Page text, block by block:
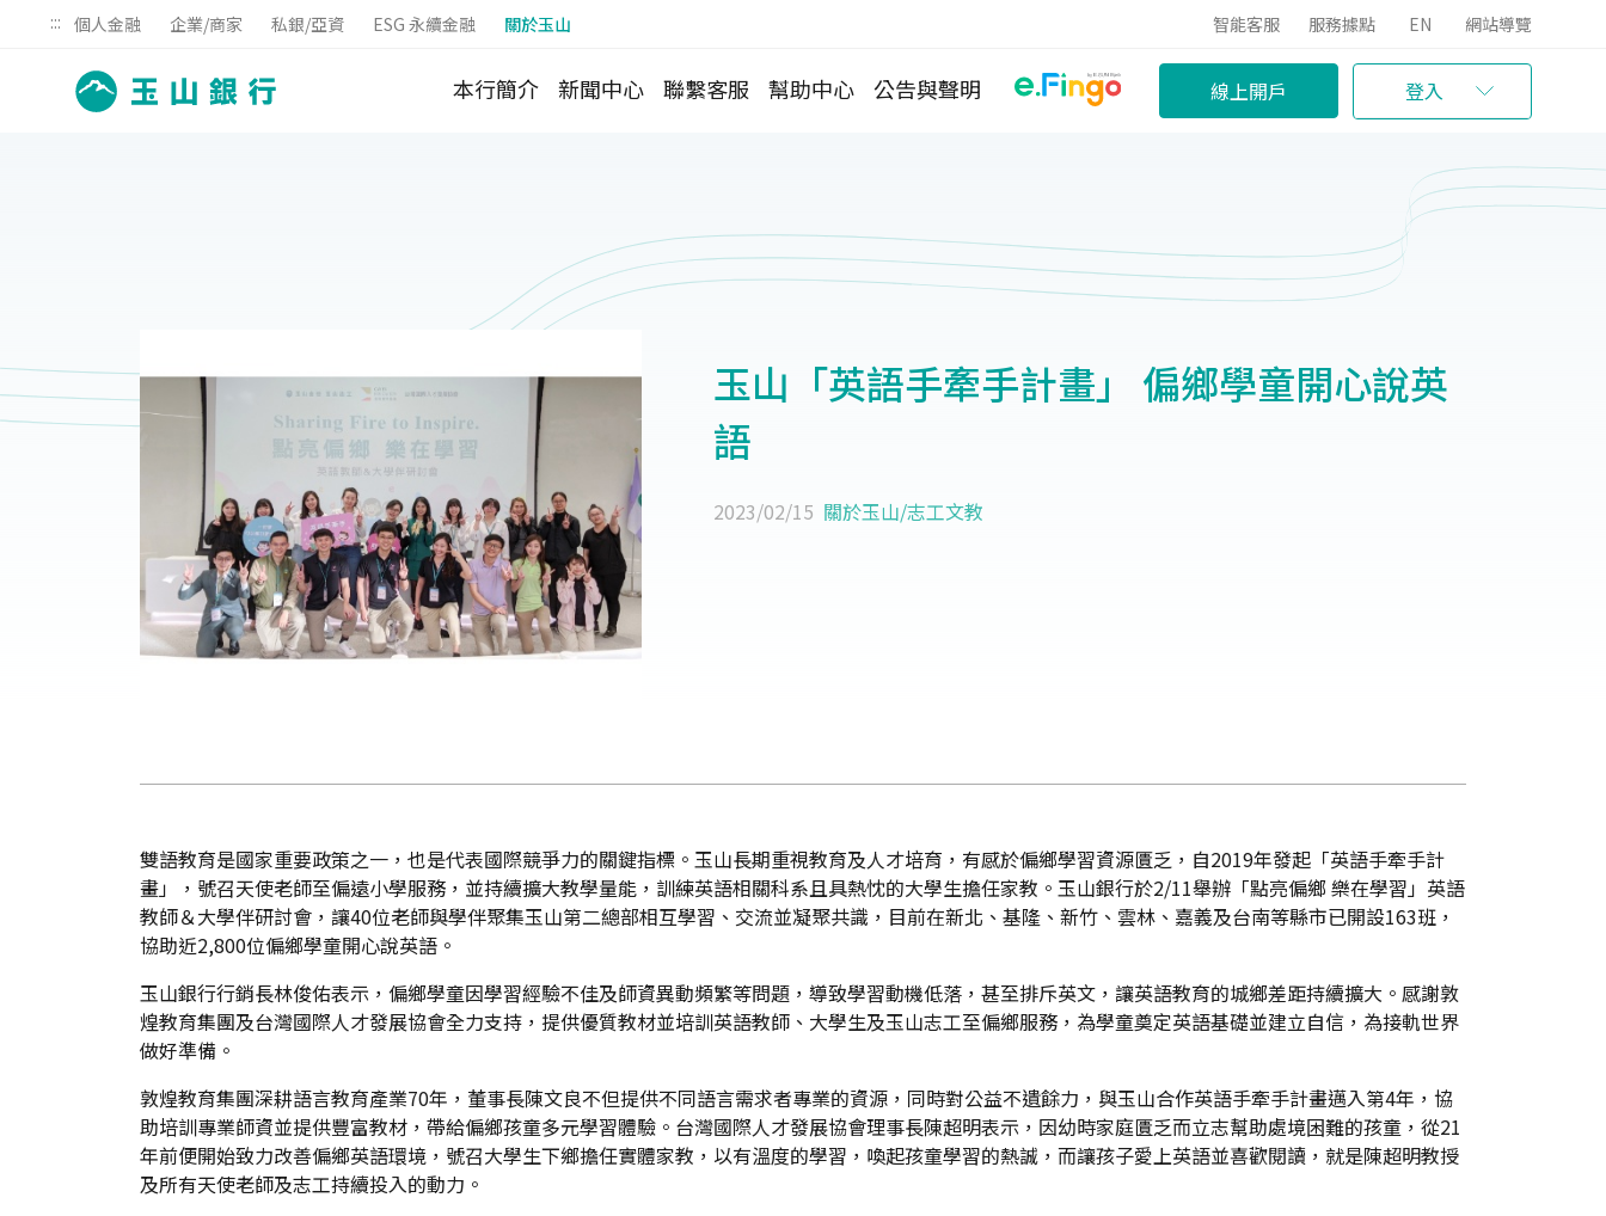
::: 個人金融 企業/商家 私銀/亞資 ESG 永續金融 關於玉山 智能客服 服務據點 EN 網站導覽
本行簡介 新聞中心 聯繫客服 幫助中心 公告與聲明 線上開戶 登入
玉山「英語手牽手計畫」 偏鄉學童開心說英
語
2023/02/15 關於玉山/志工文教
雙語教育是國家重要政策之一，也是代表國際競爭力的關鍵指標。玉山長期重視教育及人才培育，有感於偏鄉學習資源匱乏，自2019年發起「英語手牽手計
畫」，號召天使老師至偏遠小學服務，並持續擴大教學量能，訓練英語相關科系且具熱忱的大學生擔任家教。玉山銀行於2/11舉辦「點亮偏鄉 樂在學習」英語
教師＆大學伴研討會，讓40位老師與學伴聚集玉山第二總部相互學習、交流並凝聚共識，目前在新北、基隆、新竹、雲林、嘉義及台南等縣市已開設163班，
協助近2,800位偏鄉學童開心說英語。
玉山銀行行銷長林俊佑表示，偏鄉學童因學習經驗不佳及師資異動頻繁等問題，導致學習動機低落，甚至排斥英文，讓英語教育的城鄉差距持續擴大。感謝敦
煌教育集團及台灣國際人才發展協會全力支持，提供優質教材並培訓英語教師、大學生及玉山志工至偏鄉服務，為學童奠定英語基礎並建立自信，為接軌世界
做好準備。
敦煌教育集團深耕語言教育產業70年，董事長陳文良不但提供不同語言需求者專業的資源，同時對公益不遺餘力，與玉山合作英語手牽手計畫邁入第4年，協
助培訓專業師資並提供豐富教材，帶給偏鄉孩童多元學習體驗。台灣國際人才發展協會理事長陳超明表示，因幼時家庭匱乏而立志幫助處境困難的孩童，從21
年前便開始致力改善偏鄉英語環境，號召大學生下鄉擔任實體家教，以有溫度的學習，喚起孩童學習的熱誠，而讓孩子愛上英語並喜歡閱讀，就是陳超明教授
及所有天使老師及志工持續投入的動力。